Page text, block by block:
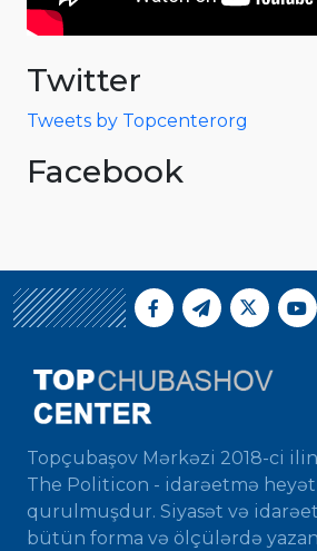
Twitter
Tweets by Topcenterorg
Facebook
Topçubaşov Mərkəzi 2018-ci
The Politicon - idarəetmə
qurulmuşdur. Siyasət və
bütün forma və ölçülərdə